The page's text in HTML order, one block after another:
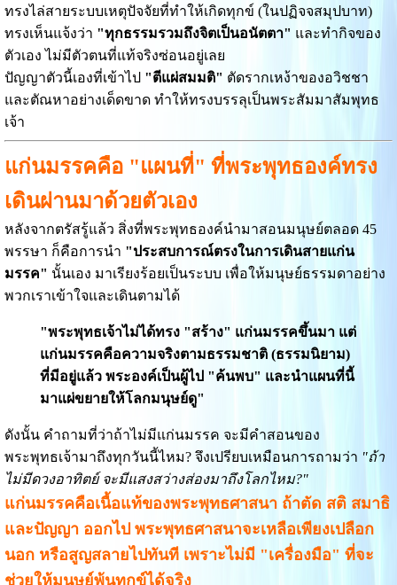
ทรงไล่สายระบบเหตุปัจจัยที่ทำให้เกิดทุกข์ (ในปฏิจจสมุปบาท)
ทรงเห็นแจ้งว่า "ทุกธรรมรวมถึงจิตเป็นอนัตตา" และทำกิจของ
ตัวเอง ไม่มีตัวตนที่แท้จริงซ่อนอยู่เลย
ปัญญาตัวนี้เองที่เข้าไป "ตีแผ่สมมติ" ตัดรากเหง้าของอวิชชา
และตัณหาอย่างเด็ดขาด ทำให้ทรงบรรลุเป็นพระสัมมาสัมพุทธ
เจ้า
แก่นมรรคคือ "แผนที่" ที่พระพุทธองค์ทรง
เดินผ่านมาด้วยตัวเอง
หลังจากตรัสรู้แล้ว สิ่งที่พระพุทธองค์นำมาสอนมนุษย์ตลอด 45
พรรษา ก็คือการนำ "ประสบการณ์ตรงในการเดินสายแก่น
มรรค" นั้นเอง มาเรียงร้อยเป็นระบบ เพื่อให้มนุษย์ธรรมดาอย่าง
พวกเราเข้าใจและเดินตามได้
"พระพุทธเจ้าไม่ได้ทรง "สร้าง" แก่นมรรคขึ้นมา แต่
แก่นมรรคคือความจริงตามธรรมชาติ (ธรรมนิยาม)
ที่มีอยู่แล้ว พระองค์เป็นผู้ไป "ค้นพบ" และนำแผนที่นี้
มาแผ่ขยายให้โลกมนุษย์ดู"
ดังนั้น คำถามที่ว่าถ้าไม่มีแก่นมรรค จะมีคำสอนของ
พระพุทธเจ้ามาถึงทุกวันนี้ไหม? จึงเปรียบเหมือนการถามว่า "ถ้า
ไม่มีดวงอาทิตย์ จะมีแสงสว่างส่องมาถึงโลกไหม?"
แก่นมรรคคือเนื้อแท้ของพระพุทธศาสนา ถ้าตัด สติ สมาธิ
และปัญญา ออกไป พระพุทธศาสนาจะเหลือเพียงเปลือก
นอก หรือสูญสลายไปทันที เพราะไม่มี "เครื่องมือ" ที่จะ
ช่วยให้มนุษย์พ้นทุกข์ได้จริง